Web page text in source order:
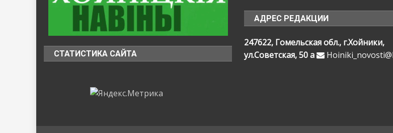
СТАТИСТИКА САЙТА
АДРЕС РЕДАКЦИИ
247622, Гомельская обл., г.Хойники,
ул.Советская, 50 а